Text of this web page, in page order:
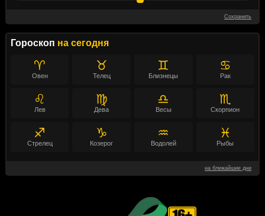
Сохранить
Гороскоп на сегодня
♈
Овен
♉
Телец
♊
Близнецы
♋
Рак
♌
Лев
♍
Дева
♎
Весы
♏
Скорпион
♐
Стрелец
♑
Козерог
♒
Водолей
♓
Рыбы
на ближайшие дни